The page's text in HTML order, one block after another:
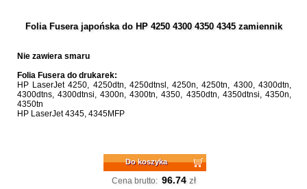
Folia Fusera japońska do HP 4250 4300 4350 4345 zamiennik
Nie zawiera smaru
Folia Fusera do drukarek:
HP LaserJet 4250, 4250dtn, 4250dtnsl, 4250n, 4250tn, 4300, 4300dtn,
4300dtns, 4300dtnsi, 4300n, 4300tn, 4350, 4350dtn, 4350dtnsi, 4350n,
4350tn
HP LaserJet 4345, 4345MFP
Do koszyka
Cena brutto: 96.74 zł